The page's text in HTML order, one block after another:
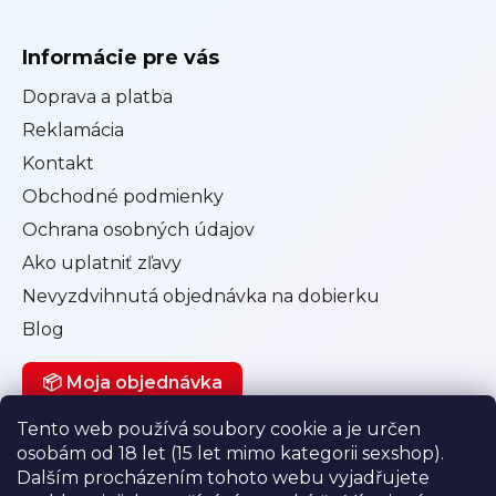
Tento web používá soubory cookie a je určen
osobám od 18 let (15 let mimo kategorii sexshop).
Dalším procházením tohoto webu vyjadřujete
Informácie pre vás
Doprava a platba
Reklamácia
Kontakt
Obchodné podmienky
Ochrana osobných údajov
Ako uplatniť zľavy
Nevyzdvihnutá objednávka na dobierku
Blog
📦 Moja objednávka
Můj účet